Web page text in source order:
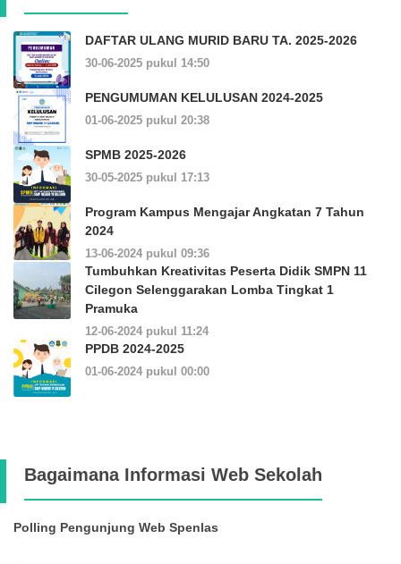
DAFTAR ULANG MURID BARU TA. 2025-2026
30-06-2025 pukul 14:50
PENGUMUMAN KELULUSAN 2024-2025
01-06-2025 pukul 20:38
SPMB 2025-2026
30-05-2025 pukul 17:13
Program Kampus Mengajar Angkatan 7 Tahun
2024
13-06-2024 pukul 09:36
Tumbuhkan Kreativitas Peserta Didik SMPN 11
Cilegon Selenggarakan Lomba Tingkat 1
Pramuka
12-06-2024 pukul 11:24
PPDB 2024-2025
01-06-2024 pukul 00:00
Bagaimana Informasi Web Sekolah
Polling Pengunjung Web Spenlas